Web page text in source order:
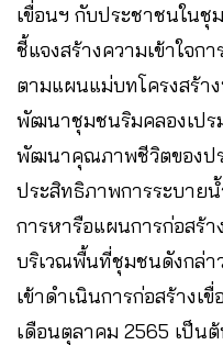
เขื่อนฯ กับประชาชนในชุ
ชี้แจงสร้างความเข้าใจก
ตามแผนแม่บทโครงสร้า
พัฒนาชุมชนริมคลองเปร
พัฒนาคุณภาพชีวิตของป
ประสิทธิภาพการระบาย
การหารือแผนการก่อสร้า
บริเวณพื้นที่ชุมชนดังกล่า
เข้าดำเนินการก่อสร้างเ
เดือนตุลาคม 2565 เป็น